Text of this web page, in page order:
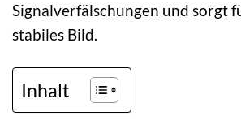
Signalverfälschungen und sorgt
stabiles Bild.
Inhalt